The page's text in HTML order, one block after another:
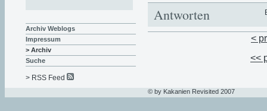
Antworten
<
<<
Archiv Weblogs
Impressum
> Archiv
Suche
> RSS Feed
© by Kakanien Revisited 2007